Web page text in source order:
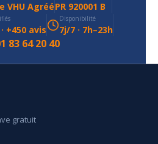
VHU AgrééPR 920001 B
+450 avis
Disponibilité
7j/7 · 7h–23h
83 64 20 40
gratuit